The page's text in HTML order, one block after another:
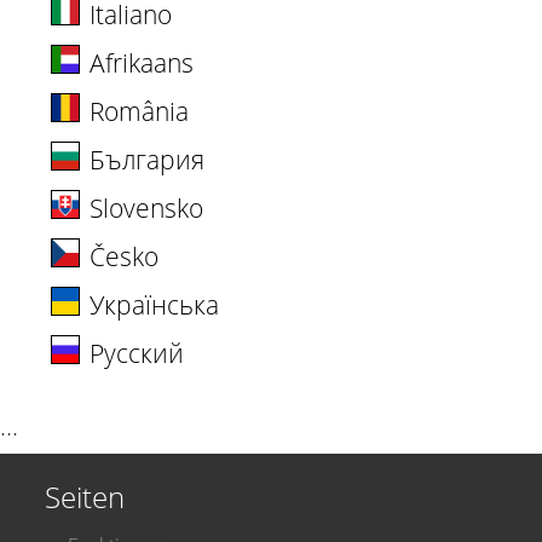
Italiano
Afrikaans
România
България
Slovensko
Česko
Українська
Русский
···
Seiten